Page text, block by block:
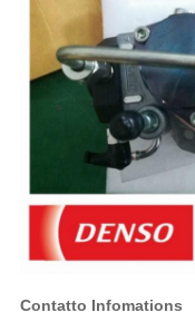
Contatto Infomations